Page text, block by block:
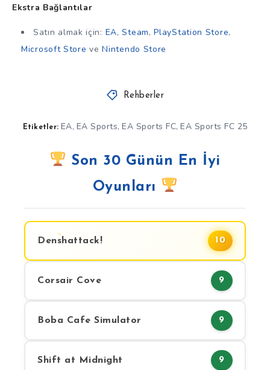
Ekstra Bağlantılar
Satın almak için: EA,Steam,PlayStation Store,
Microsoft Store veNintendo Store
Rehberler
Etiketler: EA, EA Sports, EA Sports FC, EA Sports FC 25
Son 30 Günün En İyi
Oyunları
Denshattack! 10
Corsair Cove 9
Boba Cafe Simulator 9
Shift at Midnight 9